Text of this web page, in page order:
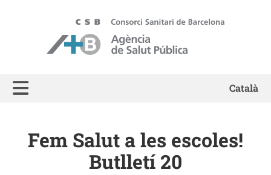
ASPB - Agència de Salut Pública de Barcelona
Català
Fem Salut a les escoles!
Butlletí 20